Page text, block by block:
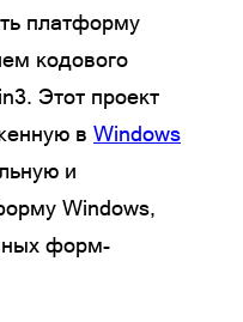
платформу
кодового
Этот проект
в Windows
и
Windows,
форм-